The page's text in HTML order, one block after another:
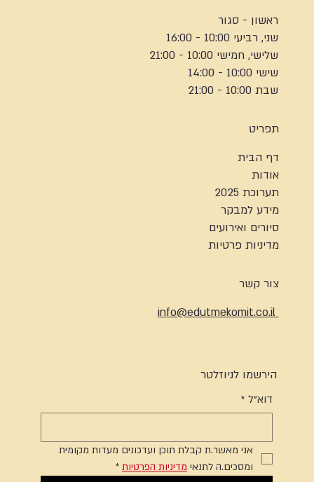
ראשון - סגור
שני, רביעי 10:00 - 16:00
שלישי, חמישי 10:00 - 21:00
שישי 10:00 - 14:00
שבת 10:00 - 21:00
תפריט
דף הבית
אודות
תערוכת 2025
מידע למבקר
סיורים ואירועים
מדיניות פרטיות
צור קשר
info@edutmekomit.co.il
הירשמו לניוזלטר
דוא"ל *
אני מאשר.ת קבלת תוכן ועדכונים מעדות מקומית
ומסכים.ה לתנאי מדיניות הפרטיות *